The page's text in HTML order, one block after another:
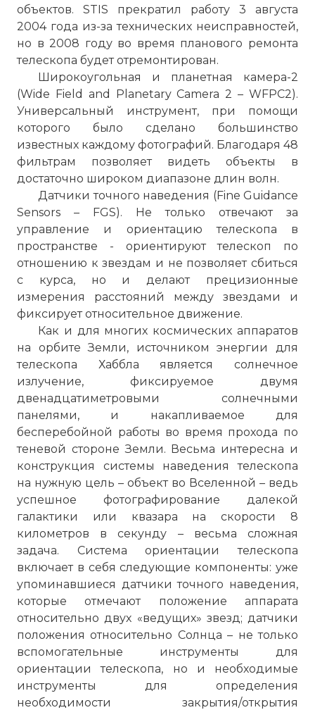
объектов. STIS прекратил работу 3 августа
2004 года из-за технических неисправностей,
но в 2008 году во время планового ремонта
телескопа будет отремонтирован.
Широкоугольная и планетная камера-2
(Wide Field and Planetary Camera 2 – WFPC2).
Универсальный инструмент, при помощи
которого было сделано большинство
известных каждому фотографий. Благодаря 48
фильтрам позволяет видеть объекты в
достаточно широком диапазоне длин волн.
Датчики точного наведения (Fine Guidance
Sensors – FGS). Не только отвечают за
управление и ориентацию телескопа в
пространстве - ориентируют телескоп по
отношению к звездам и не позволяет сбиться
с курса, но и делают прецизионные
измерения расстояний между звездами и
фиксирует относительное движение.
Как и для многих космических аппаратов
на орбите Земли, источником энергии для
телескопа Хаббла является солнечное
излучение, фиксируемое двумя
двенадцатиметровыми солнечными
панелями, и накапливаемое для
бесперебойной работы во время прохода по
теневой стороне Земли. Весьма интересна и
конструкция системы наведения телескопа
на нужную цель – объект во Вселенной – ведь
успешное фотографирование далекой
галактики или квазара на скорости 8
километров в секунду – весьма сложная
задача. Система ориентации телескопа
включает в себя следующие компоненты: уже
упоминавшиеся датчики точного наведения,
которые отмечают положение аппарата
относительно двух «ведущих» звезд; датчики
положения относительно Солнца – не только
вспомогательные инструменты для
ориентации телескопа, но и необходимые
инструменты для определения
необходимости закрытия/открытия